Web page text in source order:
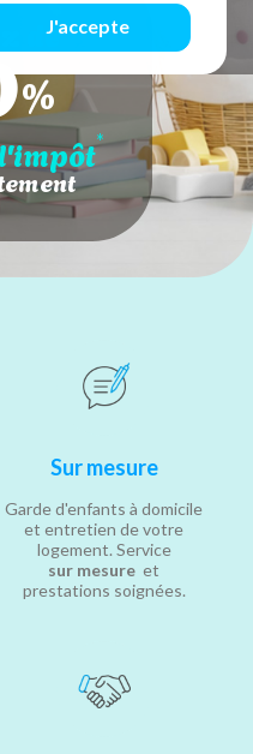
J'accepte
de
%
*
Sur mesure
Garde d'enfants à domicile
et entretien de votre
logement. Service
sur mesure et
prestations soignées.